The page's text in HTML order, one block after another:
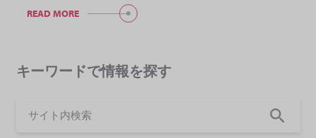
READ MORE
キーワードで情報を探す